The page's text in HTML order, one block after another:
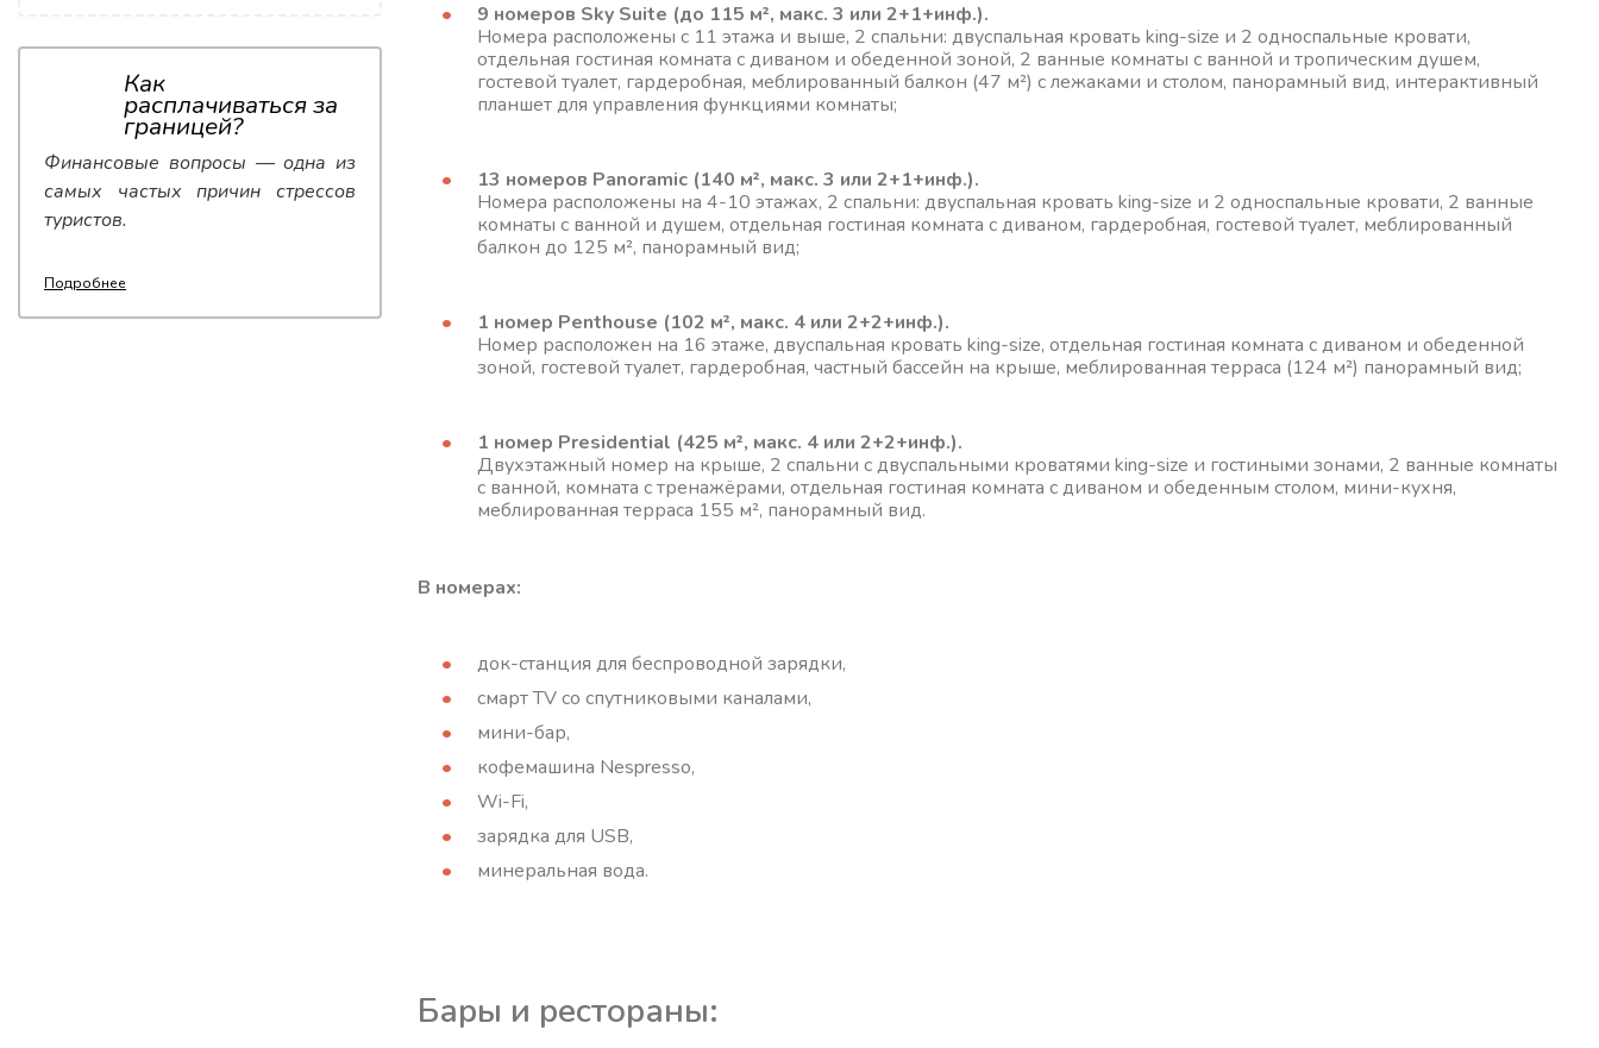
Как
расплачиваться за
границей?
Финансовые вопросы — одна из
самых частых причин стрессов
туристов.
Подробнее
9 номеров Sky Suite (до 115 м², макс. 3 или 2+1+инф.).
Номера расположены с 11 этажа и выше, 2 спальни: двуспальная кровать king-size и 2 односпальные кровати,
отдельная гостиная комната с диваном и обеденной зоной, 2 ванные комнаты с ванной и тропическим душем,
гостевой туалет, гардеробная, меблированный балкон (47 м²) с лежаками и столом, панорамный вид, интерактивный
планшет для управления функциями комнаты;
13 номеров Panoramic (140 м², макс. 3 или 2+1+инф.).
Номера расположены на 4-10 этажах, 2 спальни: двуспальная кровать king-size и 2 односпальные кровати, 2 ванные
комнаты с ванной и душем, отдельная гостиная комната с диваном, гардеробная, гостевой туалет, меблированный
балкон до 125 м², панорамный вид;
1 номер Penthouse (102 м², макс. 4 или 2+2+инф.).
Номер расположен на 16 этаже, двуспальная кровать king-size, отдельная гостиная комната с диваном и обеденной
зоной, гостевой туалет, гардеробная, частный бассейн на крыше, меблированная терраса (124 м²) панорамный вид;
1 номер Presidential (425 м², макс. 4 или 2+2+инф.).
Двухэтажный номер на крыше, 2 спальни с двуспальными кроватями king-size и гостиными зонами, 2 ванные комнаты
с ванной, комната с тренажёрами, отдельная гостиная комната с диваном и обеденным столом, мини-кухня,
меблированная терраса 155 м², панорамный вид.
В номерах:
док-станция для беспроводной зарядки,
смарт TV со спутниковыми каналами,
мини-бар,
кофемашина Nespresso,
Wi-Fi,
зарядка для USB,
минеральная вода.
Бары и рестораны: